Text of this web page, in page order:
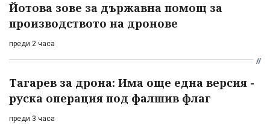
Йотова зове за държавна помощ за
производството на дронове
преди 2 часа
Тагарев за дрона: Има още една версия -
руска операция под фалшив флаг
преди 3 часа